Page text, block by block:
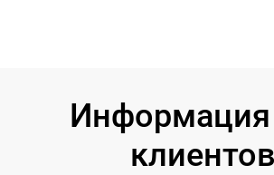
клиентов